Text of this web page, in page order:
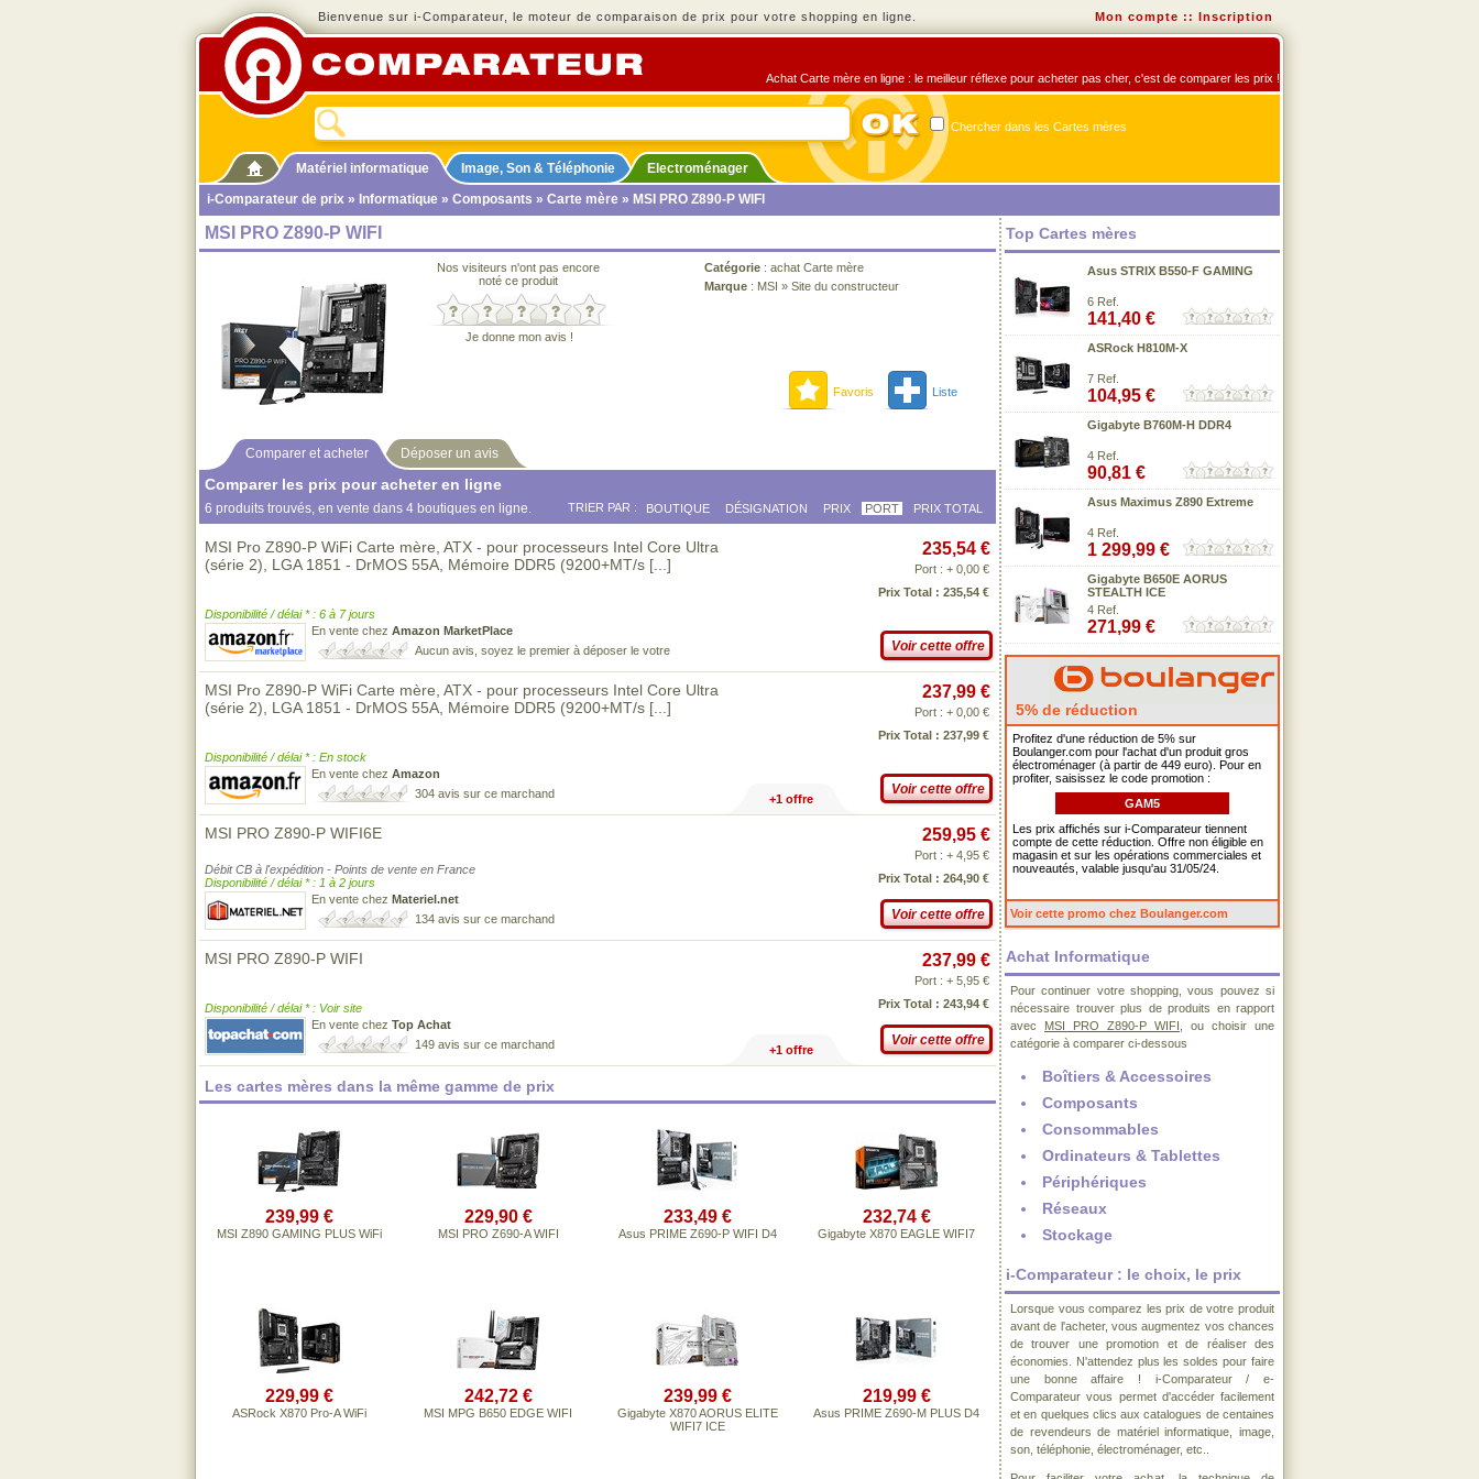
Bienvenue sur i-Comparateur, le moteur de comparaison de prix pour votre shopping en ligne. Mon compte :: Inscription
Achat Carte mère en ligne : le meilleur réflexe pour acheter pas cher, c'est de comparer les prix !
Chercher dans les Cartes mères
Matériel informatique Image, Son & Téléphonie
Electroménager
i-Comparateur de prix » Informatique » Composants » Carte mère » MSI PRO Z890-P WIFI
MSI PRO Z890-P WIFI
Nos visiteurs n'ont pas encore
noté ce produit
Je donne mon avis !
Catégorie : achat Carte mère
Marque : MSI » Site du constructeur
Favoris Liste
Comparer et acheter Déposer un avis
Comparer les prix pour acheter en ligne
6 produits trouvés, en vente dans 4 boutiques en ligne. TRIER PAR : BOUTIQUE DÉSIGNATION PRIX PORT PRIX TOTAL
MSI Pro Z890-P WiFi Carte mère, ATX - pour processeurs Intel Core Ultra
(série 2), LGA 1851 - DrMOS 55A, Mémoire DDR5 (9200+MT/s [...]
Disponibilité / délai * : 6 à 7 jours
En vente chez Amazon MarketPlace
Aucun avis, soyez le premier à déposer le votre
235,54 €
Port : + 0,00 €
Prix Total : 235,54 €
Voir cette offre
MSI Pro Z890-P WiFi Carte mère, ATX - pour processeurs Intel Core Ultra
(série 2), LGA 1851 - DrMOS 55A, Mémoire DDR5 (9200+MT/s [...]
Disponibilité / délai * : En stock
En vente chez Amazon
304 avis sur ce marchand
237,99 €
Port : + 0,00 €
Prix Total : 237,99 €
Voir cette offre
+1 offre
MSI PRO Z890-P WIFI6E
Débit CB à l'expédition - Points de vente en France
Disponibilité / délai * : 1 à 2 jours
En vente chez Materiel.net
134 avis sur ce marchand
259,95 €
Port : + 4,95 €
Prix Total : 264,90 €
Voir cette offre
MSI PRO Z890-P WIFI
Disponibilité / délai * : Voir site
En vente chez Top Achat
149 avis sur ce marchand
237,99 €
Port : + 5,95 €
Prix Total : 243,94 €
Voir cette offre
+1 offre
Les cartes mères dans la même gamme de prix
239,99 €
MSI Z890 GAMING PLUS WiFi
229,90 €
MSI PRO Z690-A WIFI
233,49 €
Asus PRIME Z690-P WIFI D4
232,74 €
Gigabyte X870 EAGLE WIFI7
229,99 €
ASRock X870 Pro-A WiFi
242,72 €
MSI MPG B650 EDGE WIFI
239,99 €
Gigabyte X870 AORUS ELITE
WIFI7 ICE
219,99 €
Asus PRIME Z690-M PLUS D4
Top Cartes mères
Asus STRIX B550-F GAMING
6 Ref.
141,40 €
ASRock H810M-X
7 Ref.
104,95 €
Gigabyte B760M-H DDR4
4 Ref.
90,81 €
Asus Maximus Z890 Extreme
4 Ref.
1 299,99 €
Gigabyte B650E AORUS
STEALTH ICE
4 Ref.
271,99 €
5% de réduction
Profitez d'une réduction de 5% sur
Boulanger.com pour l'achat d'un produit gros
électroménager (à partir de 449 euro). Pour en
profiter, saisissez le code promotion :
GAM5
Les prix affichés sur i-Comparateur tiennent
compte de cette réduction. Offre non éligible en
magasin et sur les opérations commerciales et
nouveautés, valable jusqu'au 31/05/24.
Voir cette promo chez Boulanger.com
Achat Informatique
Pour continuer votre shopping, vous pouvez si
nécessaire trouver plus de produits en rapport
avec MSI PRO Z890-P WIFI , ou choisir une
catégorie à comparer ci-dessous
Boîtiers & Accessoires
Composants
Consommables
Ordinateurs & Tablettes
Périphériques
Réseaux
Stockage
i-Comparateur : le choix, le prix
Lorsque vous comparez les prix de votre produit
avant de l'acheter, vous augmentez vos chances
de trouver une promotion et de réaliser des
économies. N'attendez plus les soldes pour faire
une bonne affaire ! i-Comparateur / e-
Comparateur vous permet d'accéder facilement
et en quelques clics aux catalogues de centaines
de revendeurs de matériel informatique, image,
son, téléphonie, électroménager, etc..